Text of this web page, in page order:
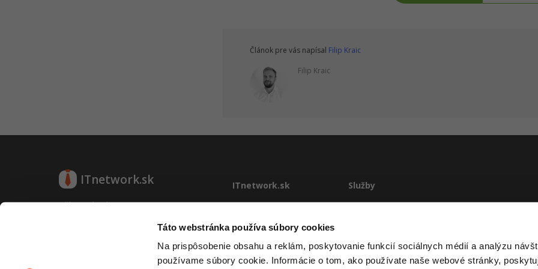
Táto webstránka používa súbory cookies
Na prispôsobenie obsahu a reklám, poskytovanie funkcií sociálnych médií a analýzu
používame súbory cookie. Informácie o tom, ako používate naše webové stránky,
Článok pre vás napísal Filip Kraic
Filip Kraic
ITnetwork.sk
Učíme národ IT
ITnetwork.sk
Reklama
Vývoj systému
Kontakt
Služby
Školenia
Pre firmy